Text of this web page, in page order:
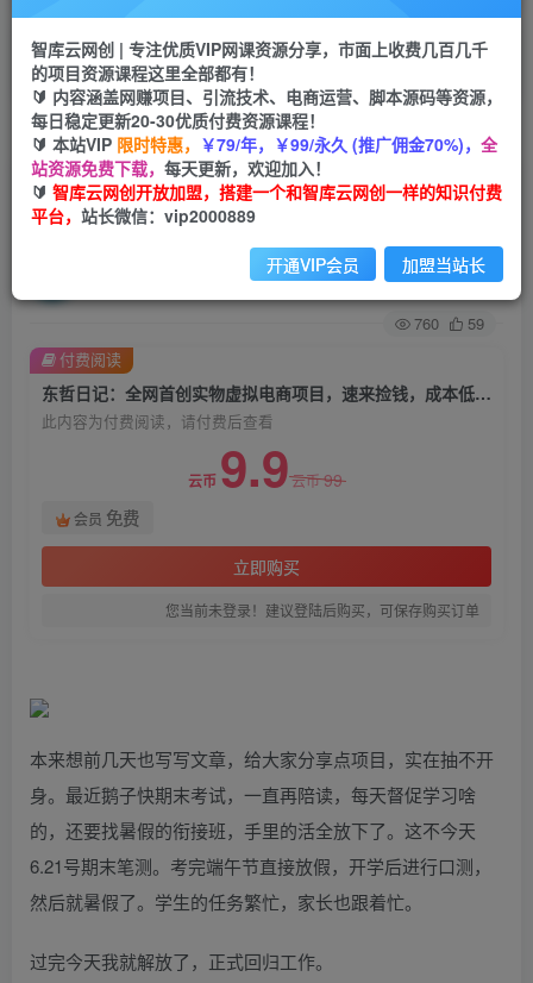
网赚网创 项目
365天稳定跟新
APP下载
GO
首页 创业课程 会员免费 正文
东哲日记：全网首创实物虚拟电商项目，速来捡
钱，成本低，一单赚几十块！
关注 私信
760 59
东哲日记：全网首创实物虚拟电商项目，速来捡钱，成本低，一单赚几十块！
此内容为付费阅读，请付费后查看
云币 9.9云币99
会员 免费
立即购买
您当前未登录！建议登陆后购买，可保存购买订单
付费阅读
本来想前几天也写写文章，给大家分享点项目，实在抽不开
身。最近鹅子快期末考试，一直再陪读，每天督促学习啥
的，还要找暑假的衔接班，手里的活全放下了。这不今天
6.21号期末笔测。考完端午节直接放假，开学后进行口测，
然后就暑假了。学生的任务繁忙，家长也跟着忙。
过完今天我就解放了，正式回归工作。
智库云网创 | 专注优质VIP网课资源分享，市面上收费几百几千
的项目资源课程这里全部都有！
🔰 内容涵盖网赚项目、引流技术、电商运营、脚本源码等资源，
每日稳定更新20-30优质付费资源课程！
🔰 本站VIP 限时特惠， ￥79/年，￥99/永久 (推广佣金70%)， 全
站资源免费下载， 每天更新，欢迎加入！
🔰 智库云网创开放加盟，搭建一个和智库云网创一样的知识付费
平台， 站长微信：vip2000889
开通VIP会员 加盟当站长